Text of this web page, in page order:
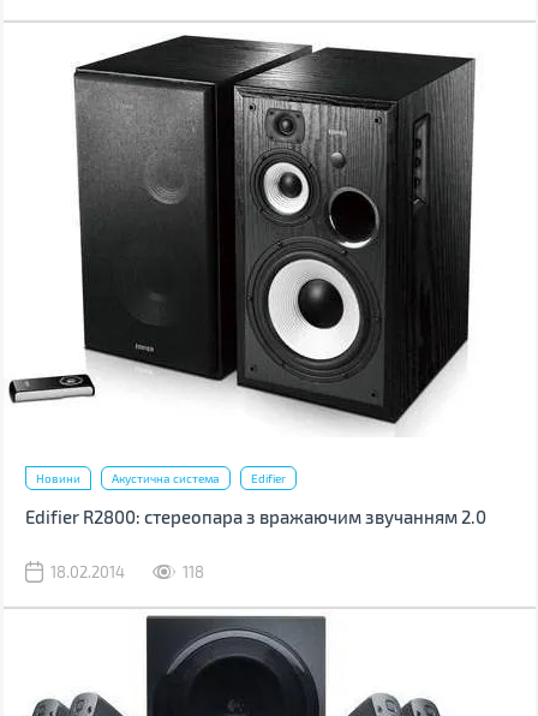
Новини Акустична система Edifier
Edifier R2800: стереопара з вражаючим звучанням 2.0
18.02.2014 118